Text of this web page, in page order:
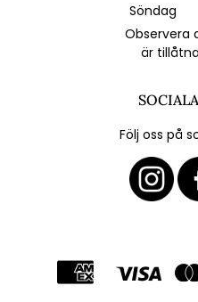
Söndag
Observera
är
Följ oss på